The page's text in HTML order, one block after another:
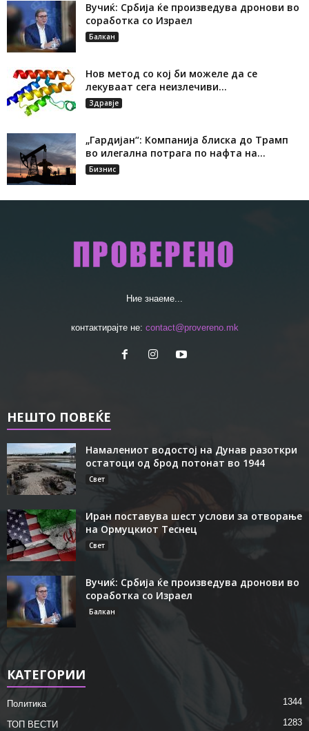
Вучиќ: Србија ќе произведува дронови во
соработка со Израел
Балкан
Нов метод со кој би можеле да се
лекуваат сега неизлечиви...
Здравје
„Гардијан“: Компанија блиска до Трамп
во илегална потрага по нафта на...
Бизнис
Ние знаеме...
контактирајте не: contact@provereno.mk
НЕШТО ПОВЕЌЕ
Намалениот водостој на Дунав разоткри
остатоци од брод потонат во 1944
Свет
Иран поставува шест услови за отворање
на Ормуцкиот Теснец
Свет
Вучиќ: Србија ќе произведува дронови во
соработка со Израел
Балкан
КАТЕГОРИИ
Политика 1344
ТОП ВЕСТИ 1283